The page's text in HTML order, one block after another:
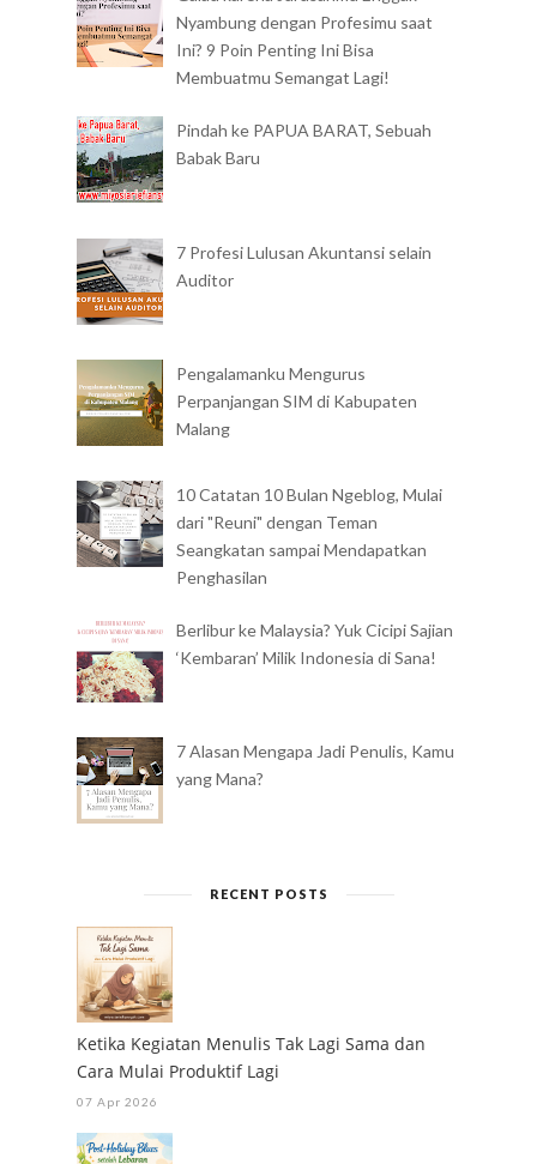
Nyambung dengan Profesimu saat
Ini? 9 Poin Penting Ini Bisa
Membuatmu Semangat Lagi!
Pindah ke PAPUA BARAT, Sebuah
Babak Baru
7 Profesi Lulusan Akuntansi selain
Auditor
Pengalamanku Mengurus
Perpanjangan SIM di Kabupaten
Malang
10 Catatan 10 Bulan Ngeblog, Mulai
dari "Reuni" dengan Teman
Seangkatan sampai Mendapatkan
Penghasilan
Berlibur ke Malaysia? Yuk Cicipi Sajian
‘Kembaran’ Milik Indonesia di Sana!
7 Alasan Mengapa Jadi Penulis, Kamu
yang Mana?
RECENT POSTS
Ketika Kegiatan Menulis Tak Lagi Sama dan
Cara Mulai Produktif Lagi
07 Apr 2026